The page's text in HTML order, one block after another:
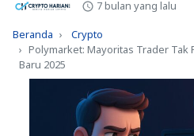
7 bulan yang lalu
Beranda
Crypto
Polymarket: Mayoritas Trader Tak
Baru 2025